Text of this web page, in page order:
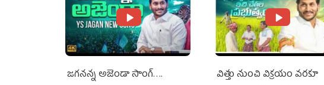
జగనన్న అజెండా సాంగ్….
విత్తు నుంచి విక్రయం వరకూ